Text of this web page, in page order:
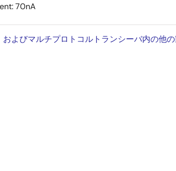
70nA
よびマルチプロトコルトランシーバ内の他